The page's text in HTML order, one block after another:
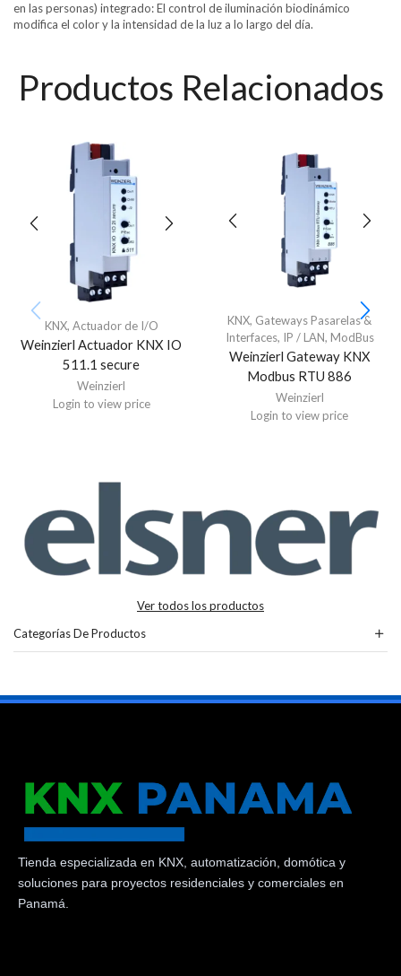
en las personas) integrado: El control de iluminación biodinámico
modifica el color y la intensidad de la luz a lo largo del día.
Productos Relacionados
KNX, Actuador de I/O
Weinzierl Actuador KNX IO
511.1 secure
Weinzierl
Login to view price
KNX, Gateways Pasarelas &
Interfaces, IP / LAN, ModBus
Weinzierl Gateway KNX
Modbus RTU 886
Weinzierl
Login to view price
Ver todos los productos
Categorías De Productos
Tienda especializada en KNX, automatización, domótica y
soluciones para proyectos residenciales y comerciales en
Panamá.